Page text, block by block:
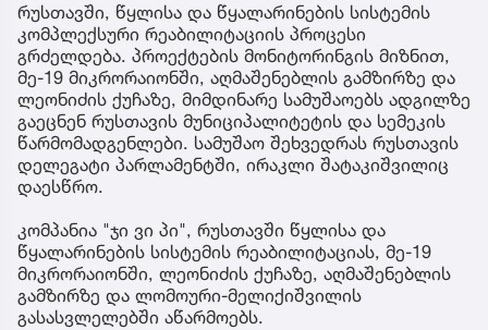
რუსთავში, წყლისა და წყალარინების სისტემის
კომპლექსური რეაბილიტაციის პროცესი
გრძელდება. პროექტების მონიტორინგის მიზნით,
მე-19 მიკრორაიონში, აღმაშენებლის გამზირზე და
ლეონიძის ქუჩაზე, მიმდინარე სამუშაოებს ადგილზე
გაეცნენ რუსთავის მუნიციპალიტეტის და სემეკის
წარმომადგენლები. სამუშაო შეხვედრას რუსთავის
დელეგატი პარლამენტში, ირაკლი შატაკიშვილიც
დაესწრო.
კომპანია "ჯი ვი პი", რუსთავში წყლისა და
წყალარინების სისტემის რეაბილიტაციას, მე-19
მიკრორაიონში, ლეონიძის ქუჩაზე, აღმაშენებლის
გამზირზე და ლომოური-მელიქიშვილის
გასასვლელებში აწარმოებს.